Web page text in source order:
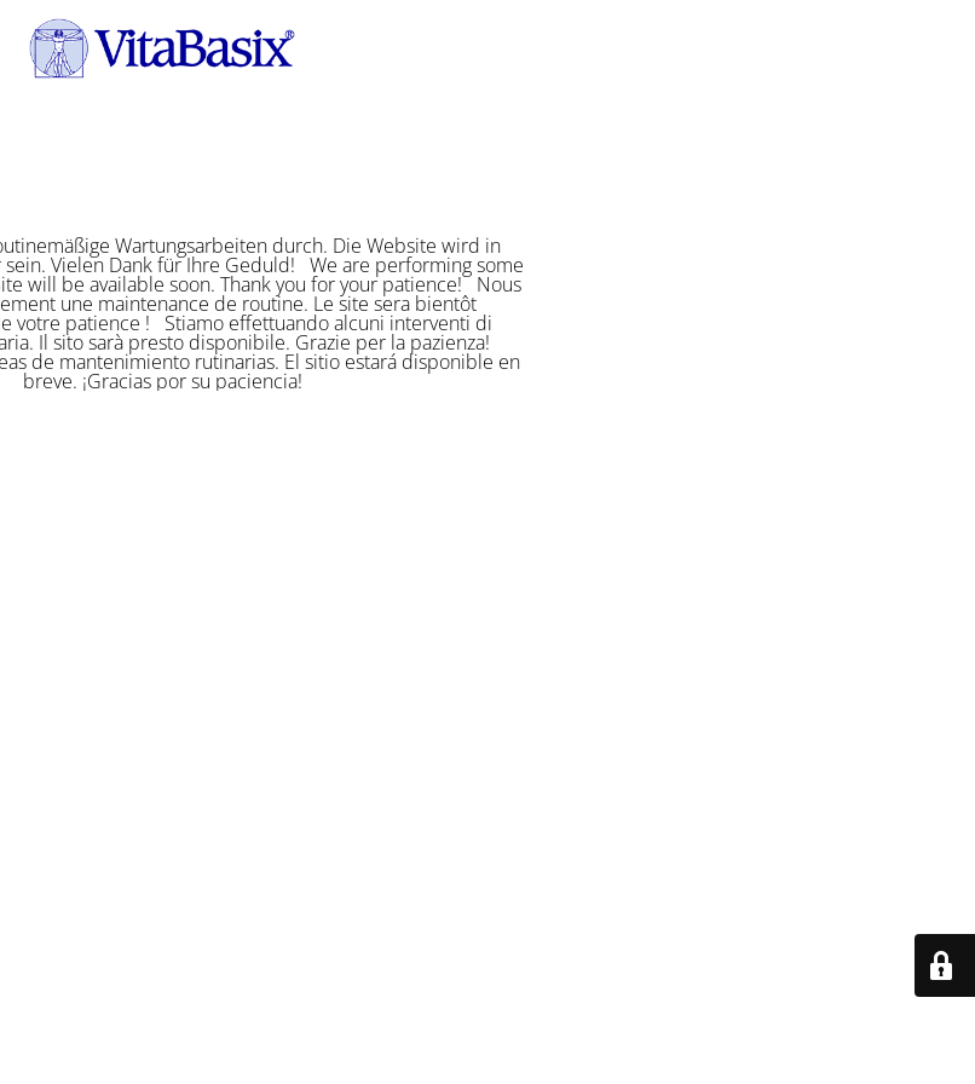
Wartungsarbeiten durch. Die Website wird in
Vielen Dank für Ihre Geduld! We are performing some
will be available soon. Thank you for your patience! Nous
une maintenance de routine. Le site sera bientôt
votre patience ! Stiamo effettuando alcuni interventi di
Il sito sarà presto disponibile. Grazie per la pazienza!
de mantenimiento rutinarias. El sitio estará disponible en
breve. ¡Gracias por su paciencia!